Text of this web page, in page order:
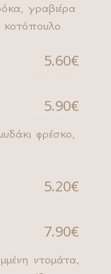
γραβιέρα
κοτόπουλο.
5.60€
5.90€
φρέσκο,
5.20€
7.90€
ντομάτα,